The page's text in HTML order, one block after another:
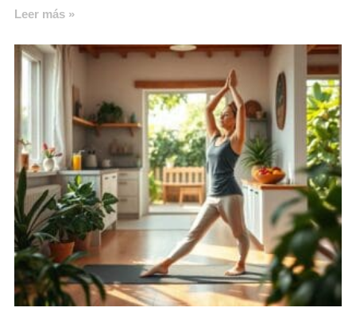
Leer más »